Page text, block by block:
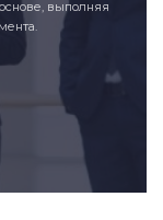
выполняя